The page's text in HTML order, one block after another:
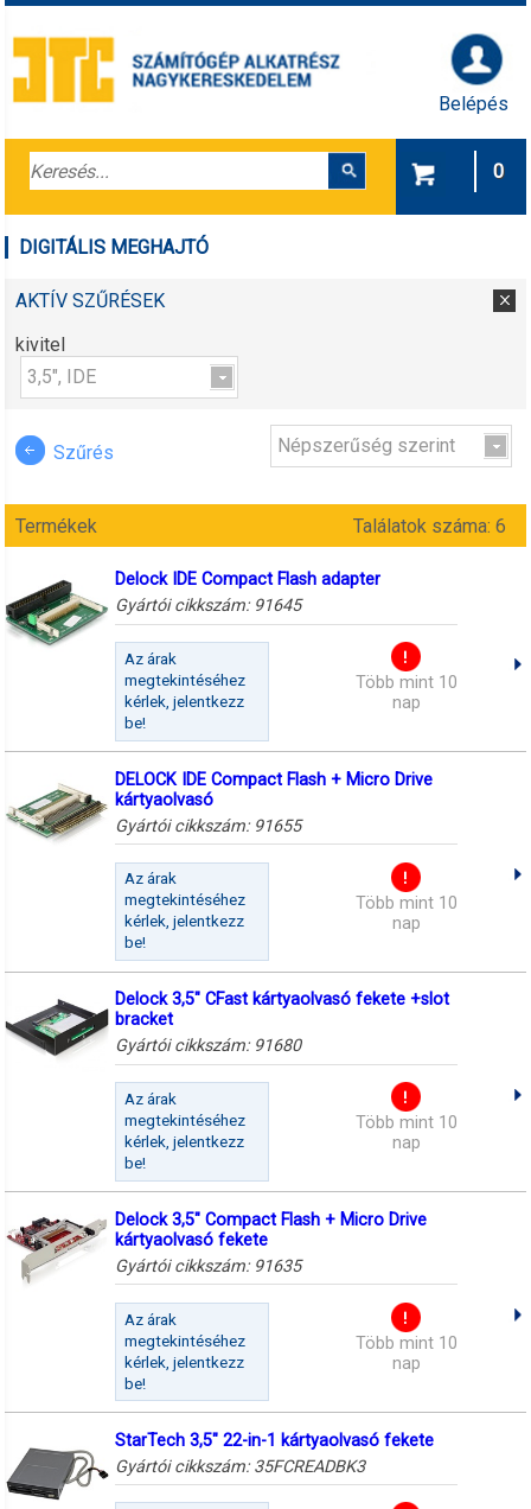
Belépés
0
DIGITÁLIS MEGHAJTÓ
AKTÍV SZŰRÉSEK
kivitel
3,5", IDE
Szűrés Népszerűség szerint
Termékek Találatok száma: 6
Delock IDE Compact Flash adapter
Gyártói cikkszám: 91645
Az árak
megtekintéséhez
kérlek, jelentkezz
be!
Több mint 10
nap
DELOCK IDE Compact Flash + Micro Drive
kártyaolvasó
Gyártói cikkszám: 91655
Az árak
megtekintéséhez
kérlek, jelentkezz
be!
Több mint 10
nap
Delock 3,5" CFast kártyaolvasó fekete +slot
bracket
Gyártói cikkszám: 91680
Az árak
megtekintéséhez
kérlek, jelentkezz
be!
Több mint 10
nap
Delock 3,5" Compact Flash + Micro Drive
kártyaolvasó fekete
Gyártói cikkszám: 91635
Az árak
megtekintéséhez
kérlek, jelentkezz
be!
Több mint 10
nap
StarTech 3,5" 22-in-1 kártyaolvasó fekete
Gyártói cikkszám: 35FCREADBK3